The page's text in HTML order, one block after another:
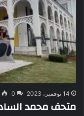
14 نوفمبر، 2023 0
متحف محمد